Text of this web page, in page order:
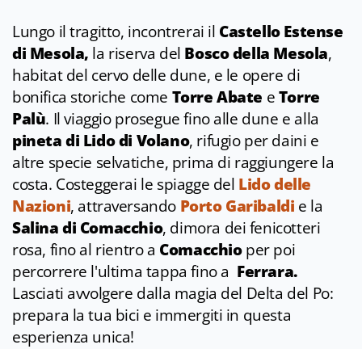
Lungo il tragitto, incontrerai il Castello Estense
di Mesola, la riserva del Bosco della Mesola,
habitat del cervo delle dune, e le opere di
bonifica storiche come Torre Abate eTorre
Palù. Il viaggio prosegue fino alle dune e alla
pineta di Lido di Volano, rifugio per daini e
altre specie selvatiche, prima di raggiungere la
costa. Costeggerai le spiagge del Lido delle
Nazioni, attraversando Porto Garibaldi e la
Salina di Comacchio, dimora dei fenicotteri
rosa, fino al rientro a Comacchioper poi
percorrere l'ultima tappa fino a Ferrara.
Lasciati avvolgere dalla magia del Delta del Po:
prepara la tua bici e immergiti in questa
esperienza unica!